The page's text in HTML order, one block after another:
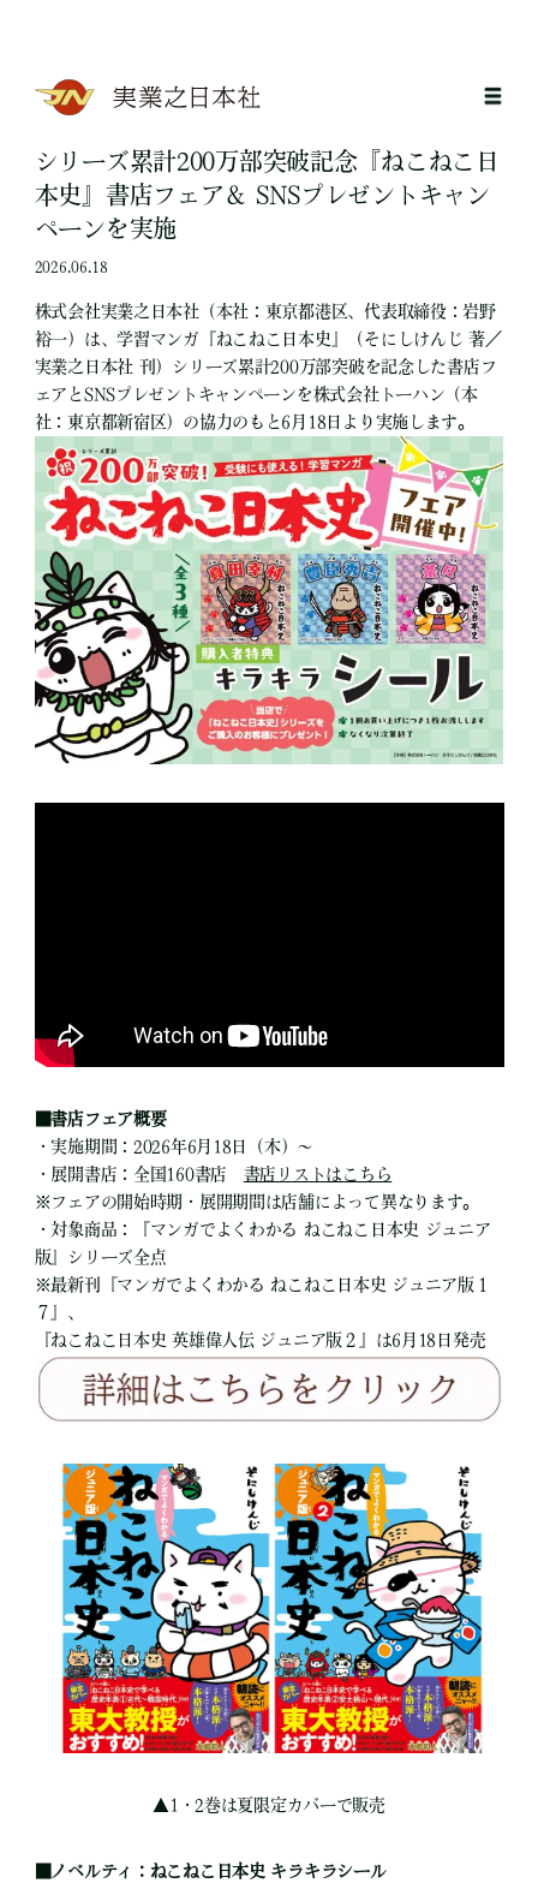
シリーズ累計200万部突破記念『ねこねこ日
本史』書店フェア＆ SNSプレゼントキャン
ペーンを実施
2026.06.18
株式会社実業之日本社（本社：東京都港区、代表取締役：岩野
裕一）は、学習マンガ『ねこねこ日本史』（そにしけんじ 著／
実業之日本社 刊）シリーズ累計200万部突破を記念した書店フ
ェアとSNSプレゼントキャンペーンを株式会社トーハン（本
社：東京都新宿区）の協力のもと6月18日より実施します。
■書店フェア概要
・実施期間：2026年6月18日（木）～
・展開書店：全国160書店 書店リストはこちら
※フェアの開始時期・展開期間は店舗によって異なります。
・対象商品：『マンガでよくわかる ねこねこ日本史 ジュニア
版』シリーズ全点
※最新刊『マンガでよくわかる ねこねこ日本史 ジュニア版１
７』、
『ねこねこ日本史 英雄偉人伝 ジュニア版２』は6月18日発売
▲1・2巻は夏限定カバーで販売
■ノベルティ：ねこねこ日本史 キラキラシール